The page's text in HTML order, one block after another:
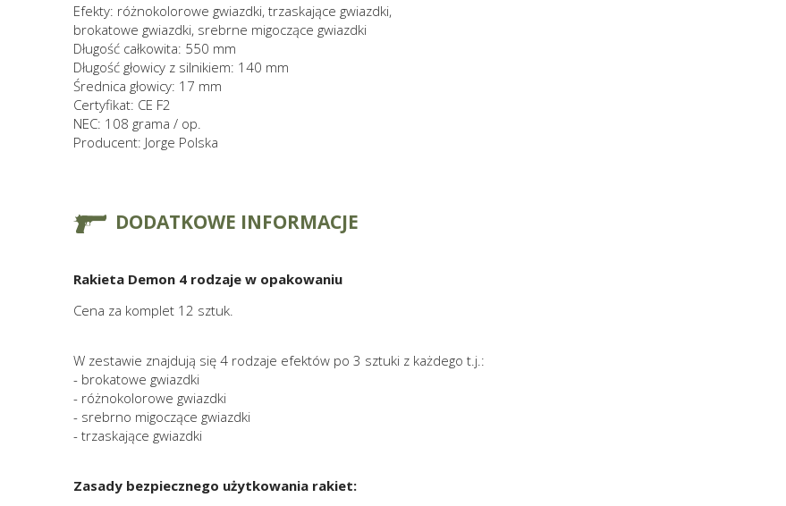
Efekty: różnokolorowe gwiazdki, trzaskające gwiazdki,
brokatowe gwiazdki, srebrne migoczące gwiazdki
Długość całkowita: 550 mm
Długość głowicy z silnikiem: 140 mm
Średnica głowicy: 17 mm
Certyfikat: CE F2
NEC: 108 grama / op.
Producent: Jorge Polska
DODATKOWE INFORMACJE
Rakieta Demon 4 rodzaje w opakowaniu
Cena za komplet 12 sztuk.
W zestawie znajdują się 4 rodzaje efektów po 3 sztuki z każdego t.j.:
- brokatowe gwiazdki
- różnokolorowe gwiazdki
- srebrno migoczące gwiazdki
- trzaskające gwiazdki
Zasady bezpiecznego użytkowania rakiet: